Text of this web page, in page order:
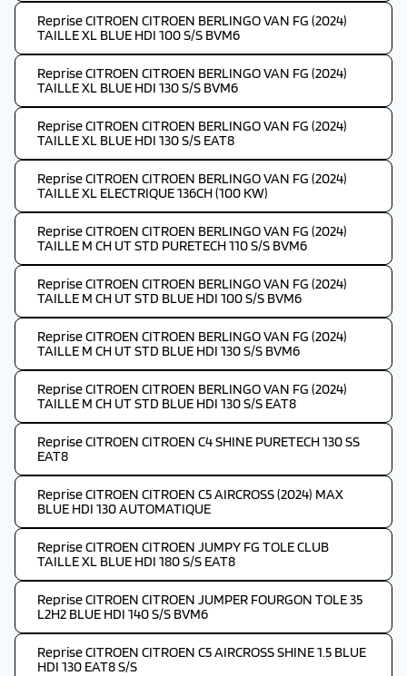
Reprise CITROEN CITROEN BERLINGO VAN FG (2024)
TAILLE XL BLUE HDI 100 S/S BVM6
Reprise CITROEN CITROEN BERLINGO VAN FG (2024)
TAILLE XL BLUE HDI 130 S/S BVM6
Reprise CITROEN CITROEN BERLINGO VAN FG (2024)
TAILLE XL BLUE HDI 130 S/S EAT8
Reprise CITROEN CITROEN BERLINGO VAN FG (2024)
TAILLE XL ELECTRIQUE 136CH (100 KW)
Reprise CITROEN CITROEN BERLINGO VAN FG (2024)
TAILLE M CH UT STD PURETECH 110 S/S BVM6
Reprise CITROEN CITROEN BERLINGO VAN FG (2024)
TAILLE M CH UT STD BLUE HDI 100 S/S BVM6
Reprise CITROEN CITROEN BERLINGO VAN FG (2024)
TAILLE M CH UT STD BLUE HDI 130 S/S BVM6
Reprise CITROEN CITROEN BERLINGO VAN FG (2024)
TAILLE M CH UT STD BLUE HDI 130 S/S EAT8
Reprise CITROEN CITROEN C4 SHINE PURETECH 130 SS
EAT8
Reprise CITROEN CITROEN C5 AIRCROSS (2024) MAX
BLUE HDI 130 AUTOMATIQUE
Reprise CITROEN CITROEN JUMPY FG TOLE CLUB
TAILLE XL BLUE HDI 180 S/S EAT8
Reprise CITROEN CITROEN JUMPER FOURGON TOLE 35
L2H2 BLUE HDI 140 S/S BVM6
Reprise CITROEN CITROEN C5 AIRCROSS SHINE 1.5 BLUE
HDI 130 EAT8 S/S